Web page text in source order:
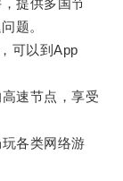
提供多国节
题。
可以到App
速节点，享受
各类网络游